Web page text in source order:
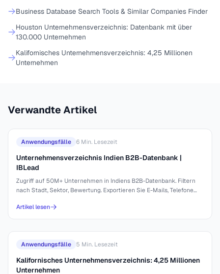
Business Database Search Tools & Similar Companies Finder
Houston Unternehmensverzeichnis: Datenbank mit über
130.000 Unternehmen
Kalifornisches Unternehmensverzeichnis: 4,25 Millionen
Unternehmen
Verwandte Artikel
Anwendungsfälle 6 Min. Lesezeit
Unternehmensverzeichnis Indien B2B-Datenbank |
IBLead
Zugriff auf 50M+ Unternehmen in Indiens B2B-Datenbank. Filtern
nach Stadt, Sektor, Bewertung. Exportieren Sie E-Mails, Telefone
Artikel lesen
Anwendungsfälle 5 Min. Lesezeit
Kalifornisches Unternehmensverzeichnis: 4,25 Millionen
Unternehmen